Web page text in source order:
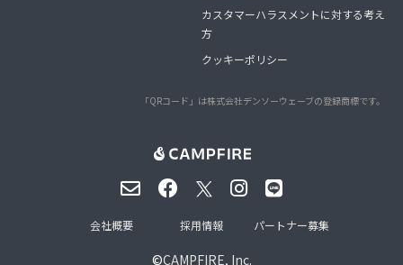
カスタマーハラスメントに対する考え
方
クッキーポリシー
「QRコード」は株式会社デンソーウェーブの登録商標です。
©CAMPFIRE, Inc.
会社概要 採用情報 パートナー募集